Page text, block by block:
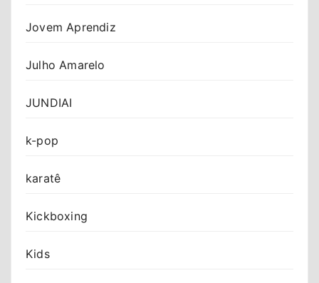
Jovem Aprendiz
Julho Amarelo
JUNDIAI
k-pop
karatê
Kickboxing
Kids